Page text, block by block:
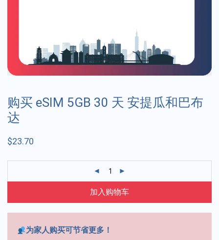
购买 eSIM 5GB 30 天 安提瓜和巴布
达
$23.70
加入购物车
为家人购买可节省更多！